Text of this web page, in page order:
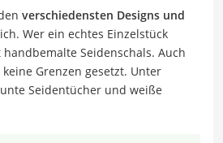
verschiedensten Designs und
Wer ein echtes Einzelstück
Seidenschals. Auch
Grenzen gesetzt. Unter
Seidentücher und weiße